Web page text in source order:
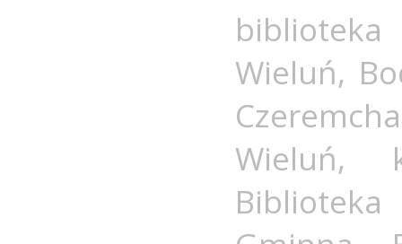
Wieluń,
Czeremcha
Wieluń,